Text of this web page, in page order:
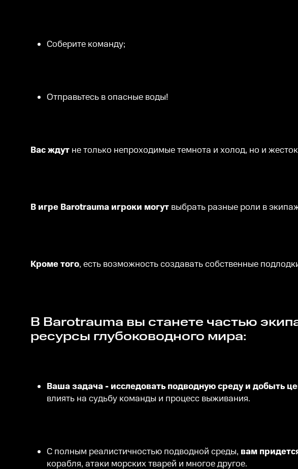
Соберите команду;
Отправьтесь в опасные воды!
Вас ждут не только непроходимые темнота и холод, но и
В игре Barotrauma игроки могут выбрать разные роли в
Кроме того, есть возможность создавать собственные
В Barotrauma вы станете частью экипажа подводной станции, освоившей богатые
ресурсы глубоководного мира:
Ваша задача - исследовать подводную среду и добыть
влиять на судьбу команды и процесс выживания.
С полным реалистичностью подводной среды, вам
корабля, атаки морских тварей и многое другое.